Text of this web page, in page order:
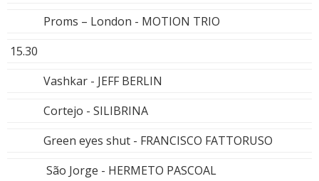
Proms – London - MOTION TRIO
15.30
Vashkar - JEFF BERLIN
Cortejo - SILIBRINA
Green eyes shut - FRANCISCO FATTORUSO
São Jorge - HERMETO PASCOAL